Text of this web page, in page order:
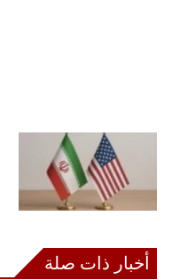
أخبار ذات صلة